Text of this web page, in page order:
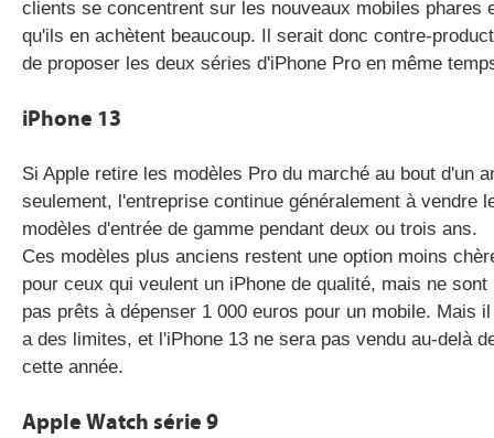
clients se concentrent sur les nouveaux mobiles phares
qu'ils en achètent beaucoup. Il serait donc contre-
de proposer les deux séries d'iPhone Pro en même
iPhone 13
Si Apple retire les modèles Pro du marché au bout d'un
seulement, l'entreprise continue généralement à vendre
modèles d'entrée de gamme pendant deux ou trois ans.
Ces modèles plus anciens restent une option moins
pour ceux qui veulent un iPhone de qualité, mais ne sont
pas prêts à dépenser 1 000 euros pour un mobile. Mais
a des limites, et l'iPhone 13 ne sera pas vendu au-delà
cette année.
Apple Watch série 9